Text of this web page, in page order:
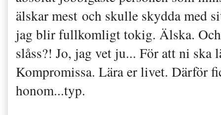
älskar mest och skulle skydda med
jag blir fullkomligt tokig. Älska.
slåss?! Jo, jag vet ju... För att ni ska
Kompromissa. Lära er livet. Därför
honom...typ.